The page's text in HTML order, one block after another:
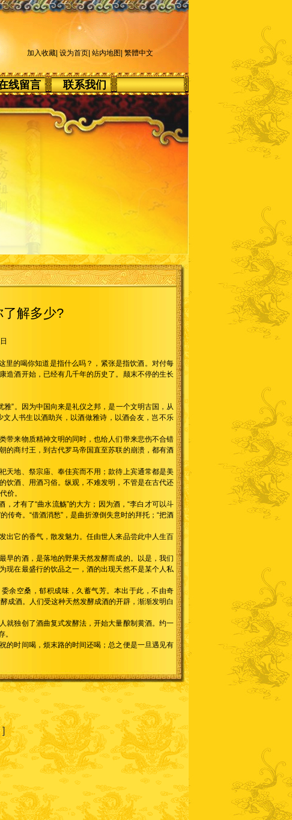
加入收藏 设为首页 站内地图| 繁體中文
线留言 联系我们
解多少?
里的喝你知道是指什么吗？，紧张是指饮酒。对付每
造酒开始，已经有几千年的历史了。颠末不停的生长
雅”。因为中国向来是礼仪之邦，是一个文明古国，从
人书生以酒助兴，以酒做雅诗，以酒会友，岂不乐
带来物质精神文明的同时，也给人们带来悲伤不合错
的商纣王，到古代罗马帝国直至苏联的崩溃，都有酒
天地、祭宗庙、奉佳宾而不用；款待上宾通常都是美
饮酒、用酒习俗。纵观，不难发明，不管是在古代还
价。
才有了“曲水流觞”的大方；因为酒，“李白才可以斗
传奇。“借酒消愁”，是曲折潦倒失意时的拜托；“把酒
出它的香气，散发魅力。任由世人来品尝此中人生百
早的酒，是落地的野果天然发酵而成的。以是，我们
现在最盛行的饮品之一，酒的出现天然不是某个人私
余空桑，郁积成味，久蓄气芳。本出于此，不由奇
成酒。人们受这种天然发酵成酒的开辟，渐渐发明白
就独创了酒曲复式发酵法，开始大量酿制黄酒。约一
。
的时间喝，烦末路的时间还喝；总之便是一旦遇见有
]